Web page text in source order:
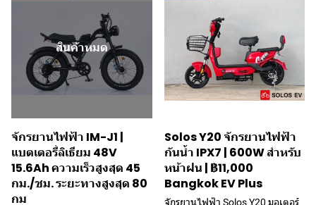
สินค้าหมด
จักรยานไฟฟ้า IM-J1 |
แบตเตอรี่ลิเธียม 48V
15.6Ah ความเร็วสูงสุด 45
กม./ชม. ระยะทางสูงสุด 80
กม
Solos Y20 จักรยานไฟฟ้า
กันน้ำ IPX7 | 600W สำหรับ
หน้าฝน | ฿11,000
Bangkok EV Plus
จักรยานไฟฟ้า Solos Y20 มอเตอร์